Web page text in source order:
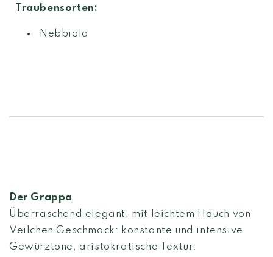
Traubensorten:
Nebbiolo
Der Grappa
Überraschend elegant, mit leichtem Hauch von
Veilchen Geschmack: konstante und intensive
Gewürztone, aristokratische Textur.